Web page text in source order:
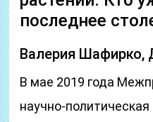
последнее
Валерия Шафирко,
В мае 2019 года
научно-